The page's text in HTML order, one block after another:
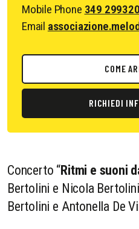
Mobile Phone 349
Email
COME
RICHIEDI
Concerto “Ritmi e suoni
Bertolini e Nicola
Bertolini e Antonella De